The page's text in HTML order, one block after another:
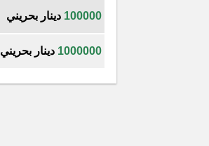
100000 دينار بحريني
1000000 دينار بحريني